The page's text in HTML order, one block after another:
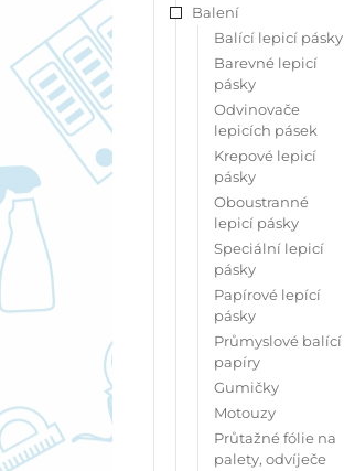
Balení
Balící lepicí pásky
Barevné lepicí
pásky
Odvinovače
lepicích pásek
Krepové lepicí
pásky
Oboustranné
lepicí pásky
Speciální lepicí
pásky
Papírové lepící
pásky
Průmyslové balící
papíry
Gumičky
Motouzy
Průtažné fólie na
palety, odvíječe